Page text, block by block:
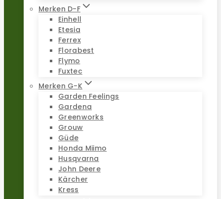
Merken D-F
Einhell
Etesia
Ferrex
Florabest
Flymo
Fuxtec
Merken G-K
Garden Feelings
Gardena
Greenworks
Grouw
Güde
Honda Miimo
Husqvarna
John Deere
Kärcher
Kress